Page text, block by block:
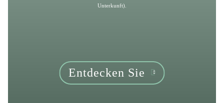
Entdecken Sie
Unterkunft).